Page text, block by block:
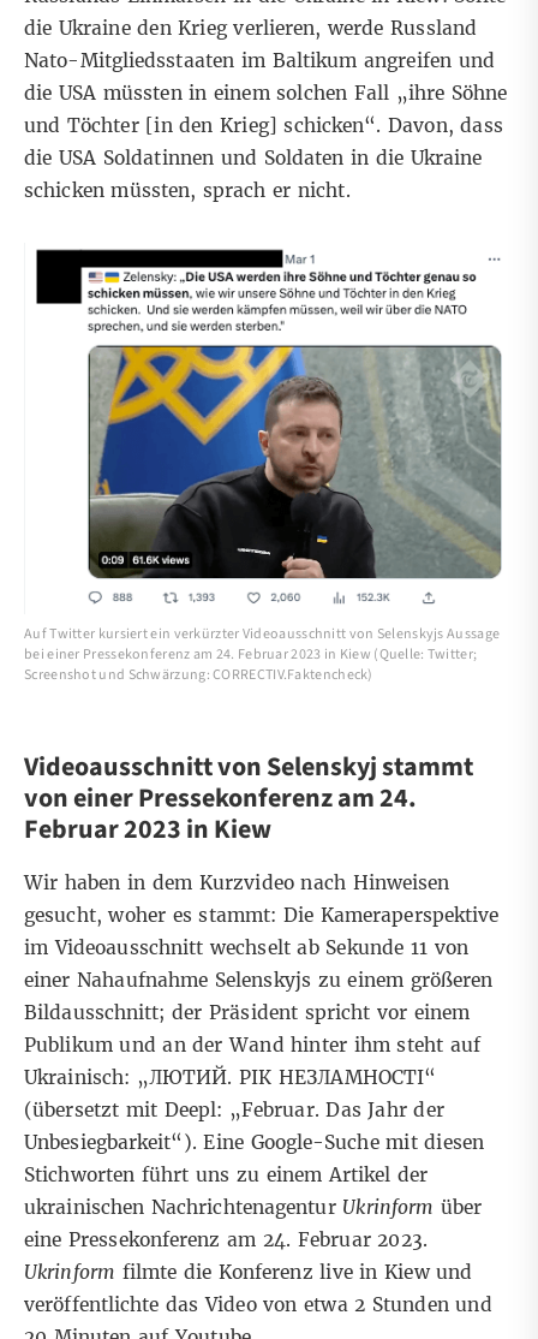
die Ukraine den Krieg verlieren, werde Russland
Nato-Mitgliedsstaaten im Baltikum angreifen und
die USA müssten in einem solchen Fall „ihre Söhne
und Töchter [in den Krieg] schicken“. Davon, dass
die USA Soldatinnen und Soldaten in die Ukraine
schicken müssten, sprach er nicht.
Auf Twitter kursiert ein verkürzter Videoausschnitt von Selenskyjs Aussage
bei einer Pressekonferenz am 24. Februar 2023 in Kiew (Quelle: Twitter;
Screenshot und Schwärzung: CORRECTIV.Faktencheck)
Videoausschnitt von Selenskyj stammt
von einer Pressekonferenz am 24.
Februar 2023 in Kiew
Wir haben in dem Kurzvideo nach Hinweisen
gesucht, woher es stammt: Die Kameraperspektive
im Videoausschnitt wechselt ab Sekunde 11 von
einer Nahaufnahme Selenskyjs zu einem größeren
Bildausschnitt; der Präsident spricht vor einem
Publikum und an der Wand hinter ihm steht auf
Ukrainisch: „ЛЮТИЙ. РІК НЕЗЛАМНОСТІ“
(übersetzt mit Deepl: „Februar. Das Jahr der
Unbesiegbarkeit“). Eine Google-Suchemit diesen
Stichworten führt uns zu einem Artikel der
ukrainischen Nachrichtenagentur Ukrinform über
eine Pressekonferenz am 24. Februar 2023.
Ukrinform filmte die Konferenz live in Kiew und
veröffentlichte das Video von etwa 2 Stunden und